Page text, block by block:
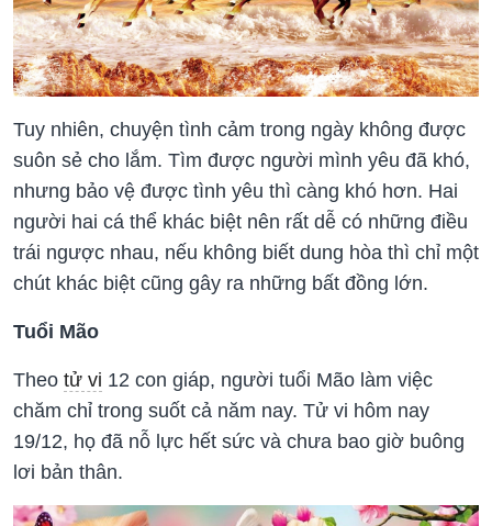
Tuy nhiên, chuyện tình cảm trong ngày không được
suôn sẻ cho lắm. Tìm được người mình yêu đã khó,
nhưng bảo vệ được tình yêu thì càng khó hơn. Hai
người hai cá thể khác biệt nên rất dễ có những điều
trái ngược nhau, nếu không biết dung hòa thì chỉ một
chút khác biệt cũng gây ra những bất đồng lớn.
Tuổi Mão
Theo tử vi 12 con giáp, người tuổi Mão làm việc
chăm chỉ trong suốt cả năm nay. Tử vi hôm nay
19/12, họ đã nỗ lực hết sức và chưa bao giờ buông
lơi bản thân.